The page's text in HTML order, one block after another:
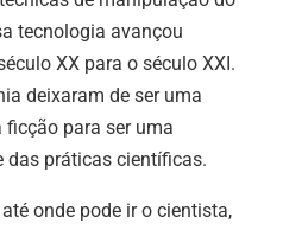
tecnologia avançou
XX para o século XXI.
deixaram de ser uma
para ser uma
das práticas científicas.
até onde pode ir o cientista,